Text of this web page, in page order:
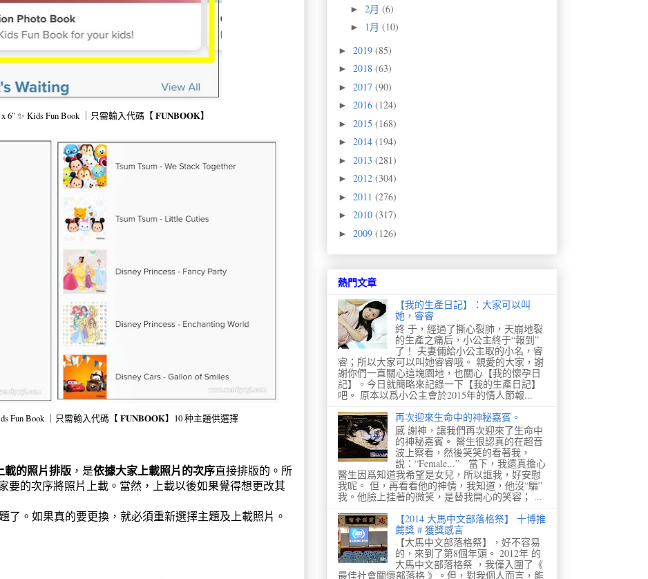
x 6" ✨ Kids Fun Book ｜只需輸入代碼【 𝐅𝐔𝐍𝐁𝐎𝐎𝐊】
Fun Book ｜只需輸入代碼【 𝐅𝐔𝐍𝐁𝐎𝐎𝐊】10 种主題供選擇
載的照片排版 ，是依據大家上載照片的次序直接排版的。所
要的次序將照片上載。當然，上載以後如果覺得想更改其
了。如果真的要更換，就必須重新選擇主題及上載照片。
► 2月 (6)
► 1月 (10)
► 2019 (85)
► 2018 (63)
► 2017 (90)
► 2016 (124)
► 2015 (168)
► 2014 (194)
► 2013 (281)
► 2012 (304)
► 2011 (276)
► 2010 (317)
► 2009 (126)
熱門文章
【我的生產日記】：大家可以叫
她，睿睿
終 于，經過了撕心裂肺，天崩地裂
的生產之痛后，小公主終于“報到”
了！ 夫妻倆給小公主取的小名，睿
睿；所以大家可以叫她睿睿哦。 親愛的大家，謝
謝你們一直關心這塊園地，也關心【我的懷孕日
記】。今日就簡略來記錄一下【我的生產日記】
吧。 原本以爲小公主會於2015年的情人節報...
再次迎來生命中的神秘嘉賓。
感 謝神，讓我們再次迎來了生命中
的神秘嘉賓。 醫生很認真的在超音
波上察看，然後笑笑的看著我，
說：“Female...” 當下，我還真擔心
醫生因爲知道我希望是女兒，所以誆我，好安慰
我呢。 但，再看看他的神情，我知道，他沒“騙”
我。他臉上挂著的微笑，是替我開心的笑容； ...
【2014 大馬中文部落格祭】 十博推
薦獎 # 獲獎感言
【大馬中文部落格祭】，好不容易
的，來到了第8個年頭。 2012年 的
大馬中文部落格祭 ，我僅入圍了《
最佳社會關懷部落格 》。但，對我個人而言，能